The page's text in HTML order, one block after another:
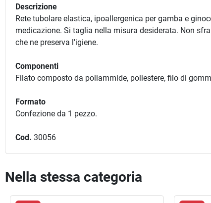
Descrizione
Rete tubolare elastica, ipoallergenica per gamba e
medicazione. Si taglia nella misura desiderata. Non
che ne preserva l'igiene.
Componenti
Filato composto da poliammide, poliestere, filo di
Formato
Confezione da 1 pezzo.
Cod. 30056
Nella stessa categoria